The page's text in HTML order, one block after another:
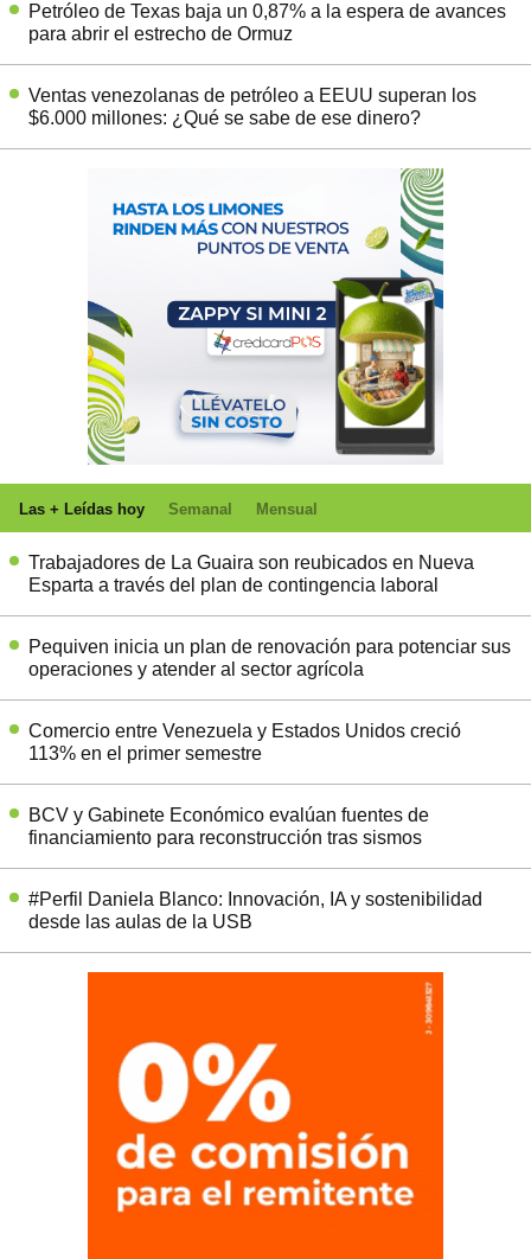
Petróleo de Texas baja un 0,87% a la espera de avances
para abrir el estrecho de Ormuz
Ventas venezolanas de petróleo a EEUU superan los
$6.000 millones: ¿Qué se sabe de ese dinero?
Las + Leídas hoy Semanal Mensual
Trabajadores de La Guaira son reubicados en Nueva
Esparta a través del plan de contingencia laboral
Pequiven inicia un plan de renovación para potenciar sus
operaciones y atender al sector agrícola
Comercio entre Venezuela y Estados Unidos creció
113% en el primer semestre
BCV y Gabinete Económico evalúan fuentes de
financiamiento para reconstrucción tras sismos
#Perfil Daniela Blanco: Innovación, IA y sostenibilidad
desde las aulas de la USB